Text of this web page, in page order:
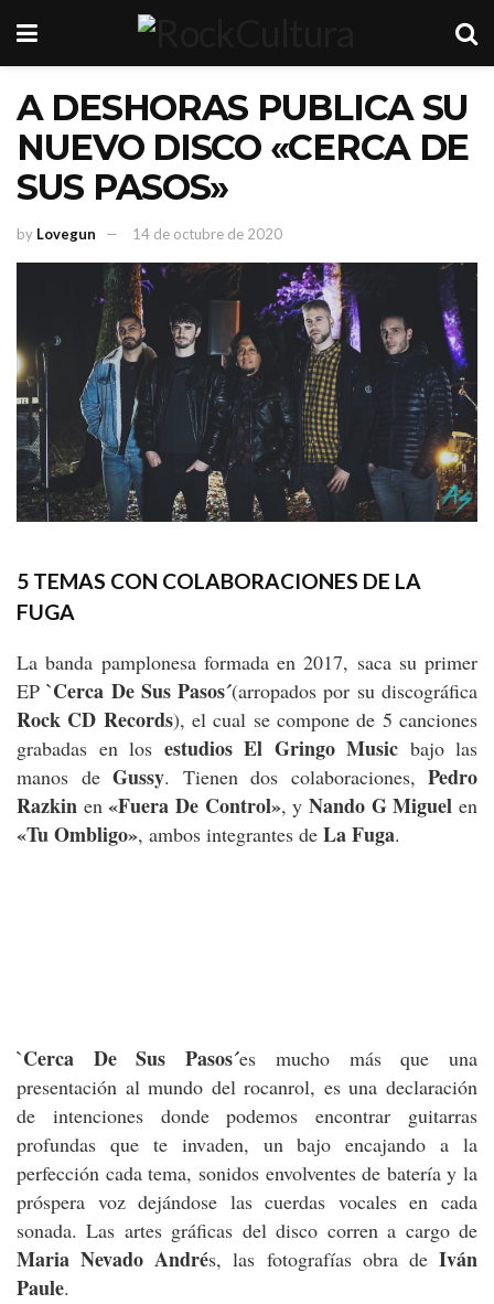
A DESHORAS PUBLICA SU
NUEVO DISCO «CERCA DE
SUS PASOS»
by Lovegun 14 de octubre de 2020
5 TEMAS CON COLABORACIONES DE LA
FUGA
La banda pamplonesa formada en 2017, saca su primer
EP`Cerca De Sus Pasos´(arropados por su discográfica
Rock CD Records), el cual se compone de 5 canciones
grabadas en los estudios El Gringo Music bajo las
manos de Gussy. Tienen dos colaboraciones, Pedro
Razkin en«Fuera De Control», yNando G Miguel en
«Tu Ombligo», ambos integrantes de La Fuga.
`Cerca De Sus Pasos´es mucho más que una
presentación al mundo del rocanrol, es una declaración
de intenciones donde podemos encontrar guitarras
profundas que te invaden, un bajo encajando a la
perfección cada tema, sonidos envolventes de batería y la
próspera voz dejándose las cuerdas vocales en cada
sonada. Las artes gráficas del disco corren a cargo de
Maria Nevado Andrés, las fotografías obra deIván
Paule.